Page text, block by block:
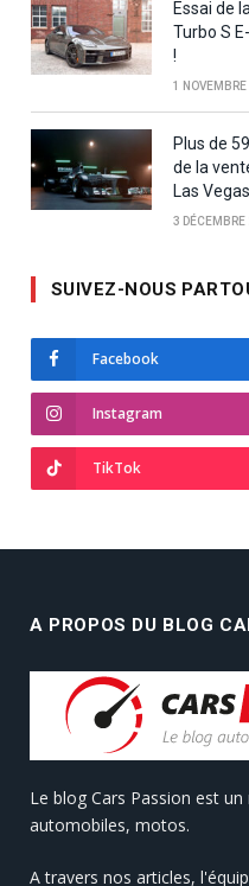
Essai de
Turbo S
!
1
Plus de
de la
Las Vegas
3 DÉCEMBRE
SUIVEZ-NOUS
Facebook
Instagram
TikTok
A PROPOS DU BLOG
Le blog Cars Passion est
automobiles, motos.
A travers nos articles,